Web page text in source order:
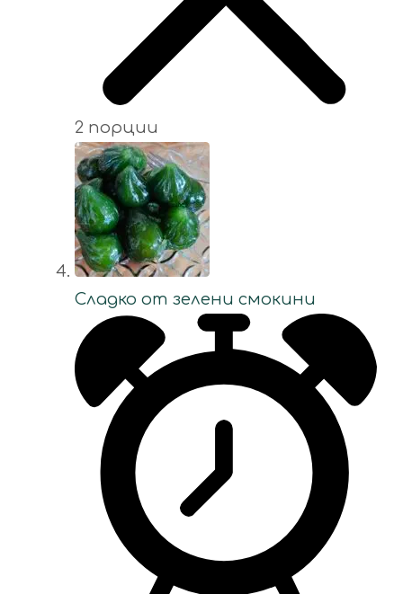
2 порции
Сладко от зелени смокини